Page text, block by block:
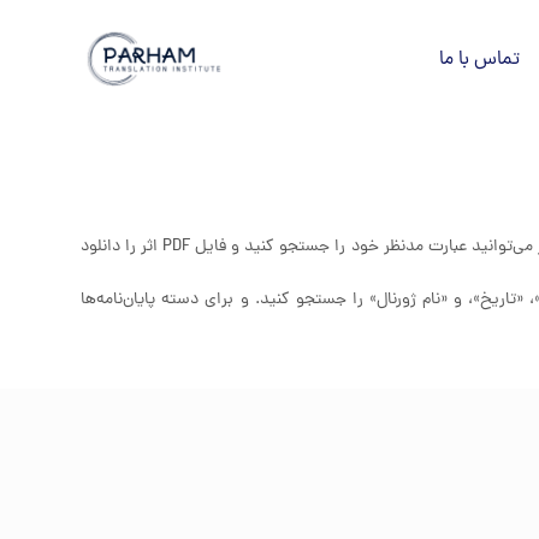
تماس با ما
در رشته مطالعات ترجمه است. جهت استفاده از کتابخانه، در نوار جستجوی زیر می‌توانید عبارت مدنظر خود را جستجو کنید و فایل PDF اثر را دانلود
و «نام ژورنال» را جستجو کنید. و برای دسته پایان‌نامه‌ها